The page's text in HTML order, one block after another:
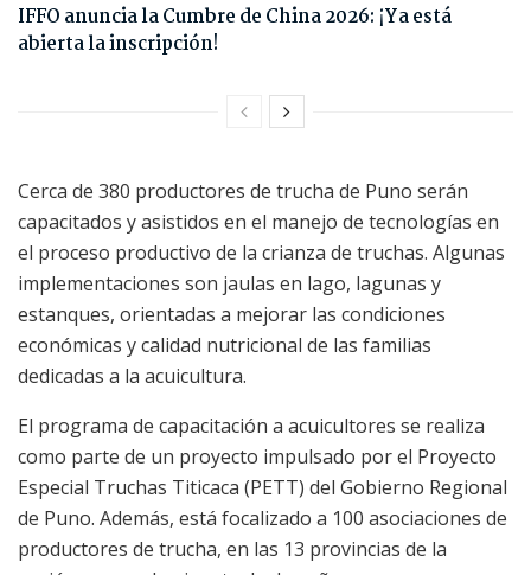
IFFO anuncia la Cumbre de China 2026: ¡Ya está
abierta la inscripción!
Cerca de 380 productores de trucha de Puno serán
capacitados y asistidos en el manejo de tecnologías en
el proceso productivo de la crianza de truchas. Algunas
implementaciones son jaulas en lago, lagunas y
estanques, orientadas a mejorar las condiciones
económicas y calidad nutricional de las familias
dedicadas a la acuicultura.
El programa de capacitación a acuicultores se realiza
como parte de un proyecto impulsado por el Proyecto
Especial Truchas Titicaca (PETT) del Gobierno Regional
de Puno. Además, está focalizado a 100 asociaciones de
productores de trucha, en las 13 provincias de la